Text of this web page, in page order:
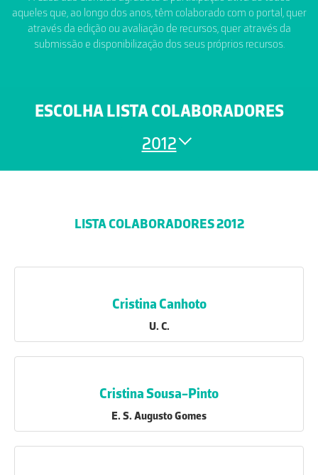
aqueles que, ao longo dos anos, têm colaborado com o portal, quer
através da edição ou avaliação de recursos, quer através da
submissão e disponibilização dos seus próprios recursos.
ESCOLHA LISTA COLABORADORES
2012
LISTA COLABORADORES 2012
Cristina Canhoto
U. C.
Cristina Sousa-Pinto
E. S. Augusto Gomes